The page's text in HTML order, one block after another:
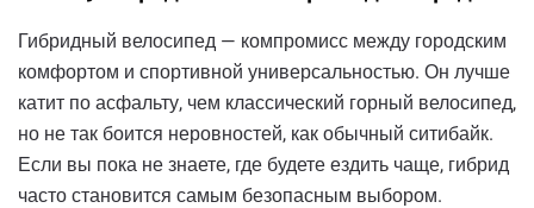
Гибридный велосипед — компромисс между городским
комфортом и спортивной универсальностью. Он лучше
катит по асфальту, чем классический горный велосипед,
но не так боится неровностей, как обычный ситибайк.
Если вы пока не знаете, где будете ездить чаще, гибрид
часто становится самым безопасным выбором.